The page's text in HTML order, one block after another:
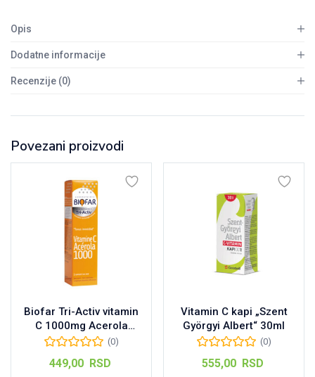
Opis
Dodatne informacije
Recenzije (0)
Povezani proizvodi
Biofar Tri-Activ vitamin
C 1000mg Acerola
šumeće tablete, 15kom
(0)
449,00 RSD
Vitamin C kapi „Szent
Györgyi Albert“ 30ml
(0)
555,00 RSD